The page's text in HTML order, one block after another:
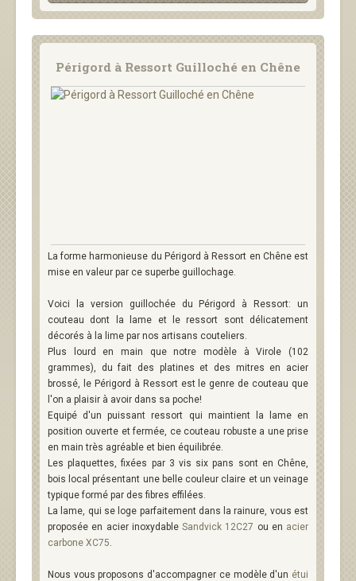
Périgord à Ressort Guilloché en Chêne
La forme harmonieuse du Périgord à Ressort en Chêne est
mise en valeur par ce superbe guillochage.
Voici la version guillochée du Périgord à Ressort: un
couteau dont la lame et le ressort sont délicatement
décorés à la lime par nos artisans couteliers.
Plus lourd en main que notre modèle à Virole (102
grammes), du fait des platines et des mitres en acier
brossé, le Périgord à Ressort est le genre de couteau que
l'on a plaisir à avoir dans sa poche!
Equipé d'un puissant ressort qui maintient la lame en
position ouverte et fermée, ce couteau robuste a une prise
en main très agréable et bien équilibrée.
Les plaquettes, fixées par 3 vis six pans sont en Chêne,
bois local présentant une belle couleur claire et un veinage
typique formé par des fibres effilées.
La lame, qui se loge parfaitement dans la rainure, vous est
proposée en acier inoxydable Sandvick 12C27 ou en acier
carbone XC75.
Nous vous proposons d'accompagner ce modèle d'un étui